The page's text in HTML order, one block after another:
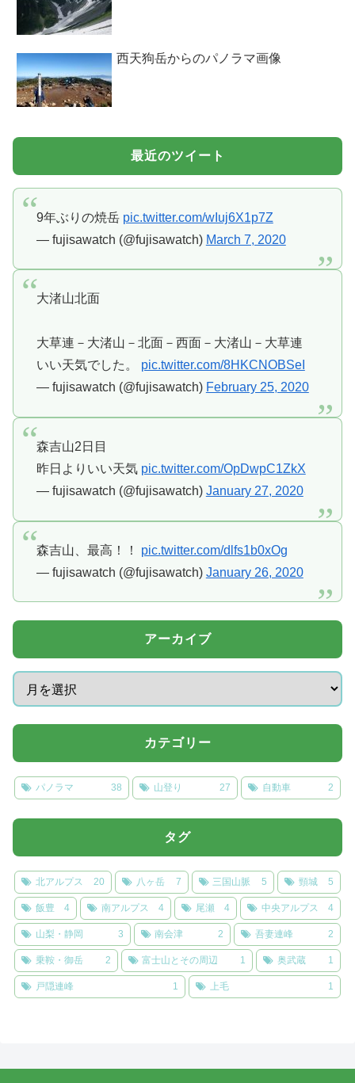
西天狗岳からのパノラマ画像
最近のツイート
9年ぶりの焼岳 pic.twitter.com/wIuj6X1p7Z
— fujisawatch (@fujisawatch) March 7, 2020
大渚山北面
大草連－大渚山－北面－西面－大渚山－大草連
いい天気でした。 pic.twitter.com/8HKCNOBSeI
— fujisawatch (@fujisawatch) February 25, 2020
森吉山2日目
昨日よりいい天気 pic.twitter.com/OpDwpC1ZkX
— fujisawatch (@fujisawatch) January 27, 2020
森吉山、最高！！ pic.twitter.com/dlfs1b0xOg
— fujisawatch (@fujisawatch) January 26, 2020
アーカイブ
カテゴリー
パノラマ 38 山登り 27 自動車 2
タグ
北アルプス 20 八ヶ岳 7 三国山脈 5 頸城 5
飯豊 4 南アルプス 4 尾瀬 4 中央アルプス 4
山梨・静岡 3 南会津 2 吾妻連峰 2
乗鞍・御岳 2 富士山とその周辺 1 奥武蔵 1
戸隠連峰 1 上毛 1